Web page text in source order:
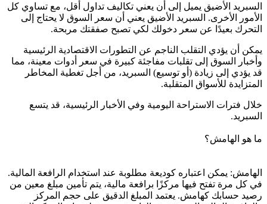
السبريد الأضيق يميل إلى أن يعني تكاليف تداول أقل، مع تساوي كل
الأمور الأخرى. السبريد الأضيق يعني أن سعر السوق لا يحتاج إلى
التحرك بعيدًا عن سعر دخولك لكي تصبح صفقتك مربحة.
يمكن أن يؤدي التقلب الناجم عن التطورات الاقتصادية الرئيسية
وأخبار السوق إلى تقلبات مفاجئة كبيرة في سعر أدوات معينة، مما
قد يؤدي إلى زيادة (أو توسيع) السبريد، من أجل تغطية المخاطر
المتزايدة للأسواق المتقلبة.
خلال فترات الاستراحة اليومية وفي الأخبار الرئيسية، قد يتسع
السبريد.
ما هو الهامش؟
الهامش: يمكن اعتباره كوديعة مطلوبة عند استخدام الرافعة المالية.
في كل مرة تفتح فيها مركزًا برافعة مالية، يتم تأمين مبلغ معين من
رصيد حسابك كهامش. يعتمد المبلغ الدقيق على حجم المركز